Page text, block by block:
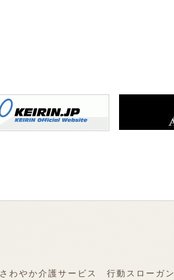
さわやか介護サービス 行動スローガン